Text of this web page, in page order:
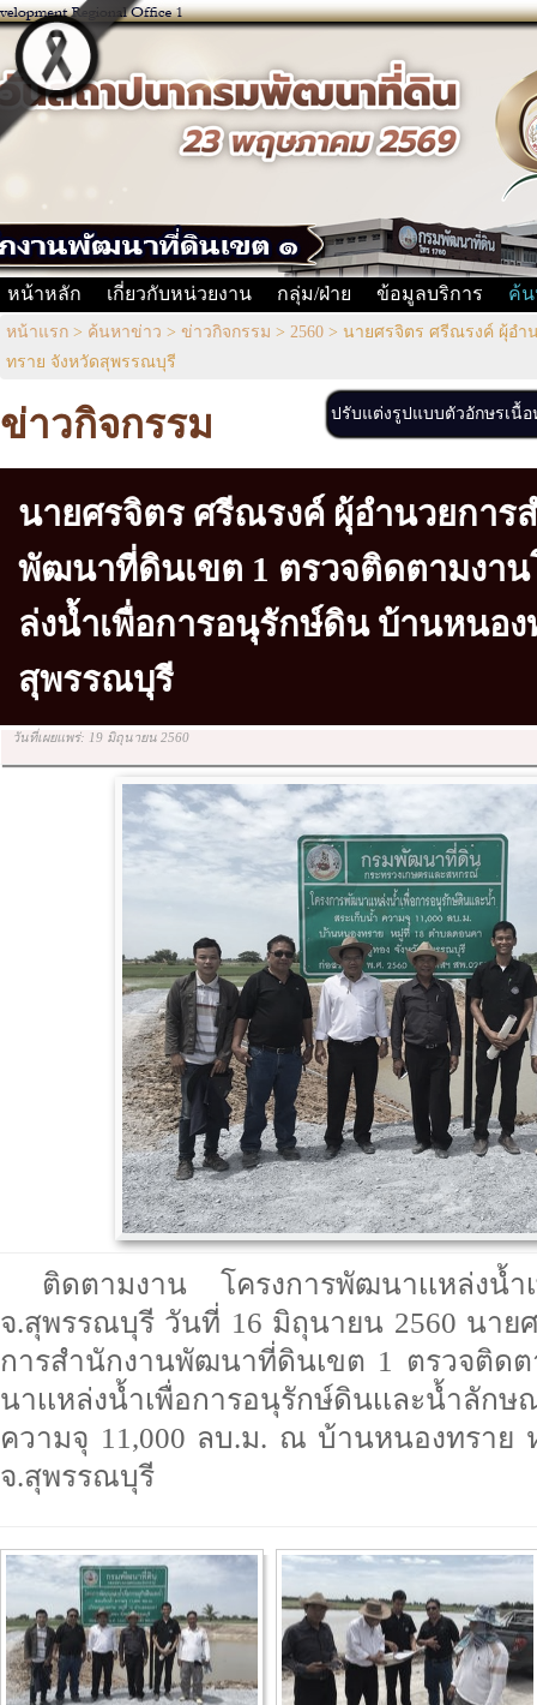
หน้าหลัก เกี่ยวกับหน่วยงาน กลุ่ม/ฝ่าย ข้อมูลบริการ ค้น
หน้าแรก > ค้นหาข่าว > ข่าวกิจกรรม > 2560 > นายศรจิตร ศรีณรงค์ ผุ้อำ
ทราย จังหวัดสุพรรณบุรี
ข่าวกิจกรรม
นายศรจิตร ศรีณรงค์ ผุ้อำนวยการ
พัฒนาที่ดินเขต 1 ตรวจติดตามงาน
ล่งน้ำเพื่อการอนุรักษ์ดิน บ้านหนอง
สุพรรณบุรี
วันที่เผยแพร่: 19 มิถุนายน 2560
ติดตามงาน โครงการพัฒนาเเหล่งน้ำ
จ.สุพรรณบุรี วันที่ 16 มิถุนายน 2560 นาย
การสำนักงานพัฒนาที่ดินเขต 1 ตรวจติด
นาเเหล่งน้ำเพื่อการอนุรักษ์ดินเเละน้ำลักษ
ความจุ 11,000 ลบ.ม. ณ บ้านหนองทราย
จ.สุพรรณบุรี
ปรับแต่งรูปแบบตัวอักษรเ